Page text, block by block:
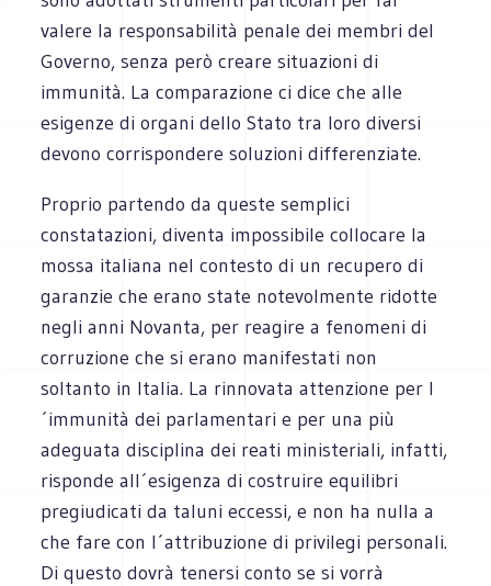
valere la responsabilità penale dei membri del
Governo, senza però creare situazioni di
immunità. La comparazione ci dice che alle
esigenze di organi dello Stato tra loro diversi
devono corrispondere soluzioni differenziate.
Proprio partendo da queste semplici
constatazioni, diventa impossibile collocare la
mossa italiana nel contesto di un recupero di
garanzie che erano state notevolmente ridotte
negli anni Novanta, per reagire a fenomeni di
corruzione che si erano manifestati non
soltanto in Italia. La rinnovata attenzione per l
´immunità dei parlamentari e per una più
adeguata disciplina dei reati ministeriali, infatti,
risponde all´esigenza di costruire equilibri
pregiudicati da taluni eccessi, e non ha nulla a
che fare con l´attribuzione di privilegi personali.
Di questo dovrà tenersi conto se si vorrà